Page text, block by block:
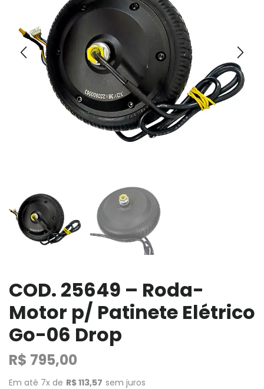
COD. 25649 – Roda-
Motor p/ Patinete Elétrico
Go-06 Drop
R$ 795,00
Em até 7x de R$113,57 sem juros